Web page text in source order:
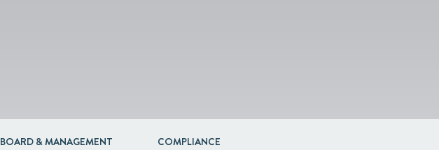
BOARD & MANAGEMENT COMPLIANCE